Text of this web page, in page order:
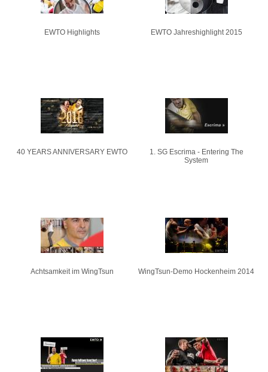
EWTO Highlights EWTO Jahreshighlight 2015
40 YEARS ANNIVERSARY EWTO
1. SG Escrima - Entering The
System
Achtsamkeit im WingTsun WingTsun-Demo Hockenheim 2014